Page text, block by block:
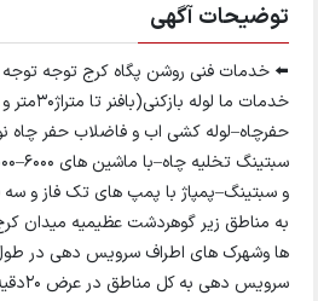
توضیحات آگهی
⬅️ خدمات فنی روشن پگاه کرج توجه توجه
خدمات ما
حفرچاه–لوله کشی اب و فاضلاب حفر چاه
و سبتینگ–پمپاژ با پمپ های تک فاز و
به مناطق زیر گوهردشت عظیمیه میدان
ها وشهرک های اطراف سرویس دهی در
سرویس